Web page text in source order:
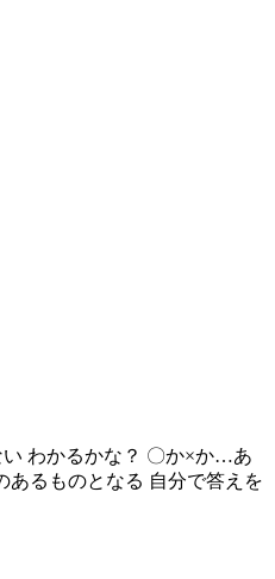
い わかるかな？ 〇か×か…あ
るものとなる 自分で答えを